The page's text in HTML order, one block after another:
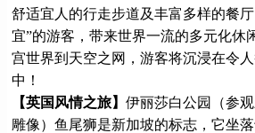
舒适宜人的行走步道及丰富多样的餐
宜”的游客，带来世界一流的多元化休
宫世界到天空之网，游客将沉浸在令
中！
【英国风情之旅】 伊丽莎白公园（参
雕像）鱼尾狮是新加坡的标志，它坐